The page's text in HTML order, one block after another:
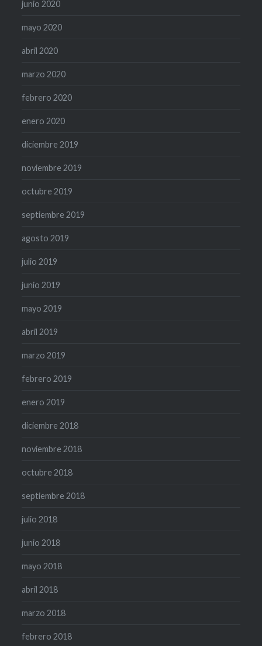
junio 2020
mayo 2020
abril 2020
marzo 2020
febrero 2020
enero 2020
diciembre 2019
noviembre 2019
octubre 2019
septiembre 2019
agosto 2019
julio 2019
junio 2019
mayo 2019
abril 2019
marzo 2019
febrero 2019
enero 2019
diciembre 2018
noviembre 2018
octubre 2018
septiembre 2018
julio 2018
junio 2018
mayo 2018
abril 2018
marzo 2018
febrero 2018